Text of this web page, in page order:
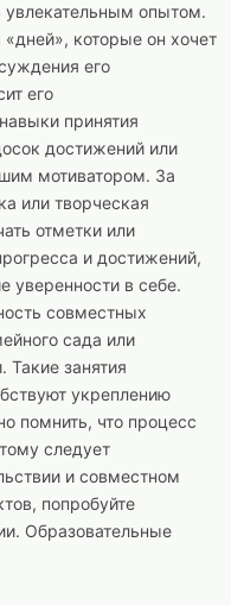
увлекательным опытом.
которые он хочет
его
его
принятия
достижений или
мотиватором. За
или творческая
отметки или
и достижений,
уверенности в себе.
совместных
сада или
Такие занятия
укреплению
помнить, что процесс
следует
и совместном
попробуйте
Образовательные